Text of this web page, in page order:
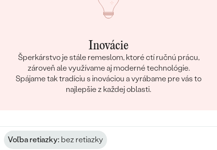
Inovácie
Šperkárstvo je stále remeslom, ktoré ctí ručnú prácu,
zároveň ale využívame aj moderné technológie.
Spájame tak tradíciu s inováciou a vyrábame pre vás to
najlepšie z každej oblasti.
Voľba retiazky: bez retiazky